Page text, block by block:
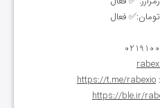
چین را شامل می‌شود.
کاربران از سراسر دنیا در
و در ازای فعالیت
تامین نقدینگی از سمت